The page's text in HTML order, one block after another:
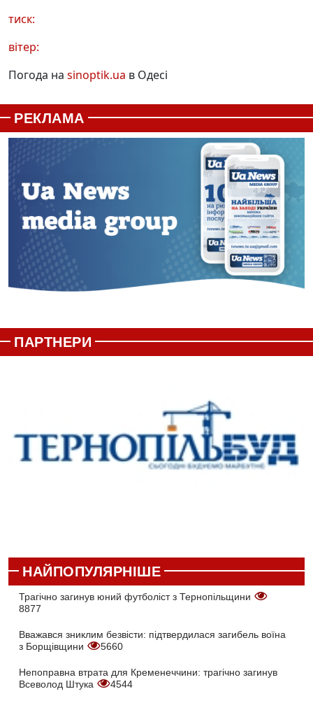
тиск:
вітер:
Погода на sinoptik.ua в Одесі
РЕКЛАМА
ПАРТНЕРИ
НАЙПОПУЛЯРНІШЕ
Трагічно загинув юний футболіст з Тернопільщини
8877
Вважався зниклим безвісти: підтвердилася загибель воїна
з Борщівщини
5660
Непоправна втрата для Кременеччини: трагічно загинув
Всеволод Штука
4544